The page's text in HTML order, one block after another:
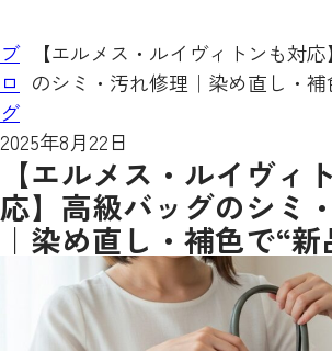
ブ
ロ
グ
【エルメス・ルイヴィトンも対
のシミ・汚れ修理｜染め直し・補
2025年8月22日
【エルメス・ルイヴィ
応】高級バッグのシミ
｜染め直し・補色で“